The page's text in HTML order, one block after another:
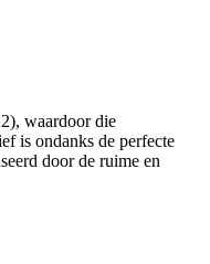
waardoor die
is ondanks de perfecte
door de ruime en